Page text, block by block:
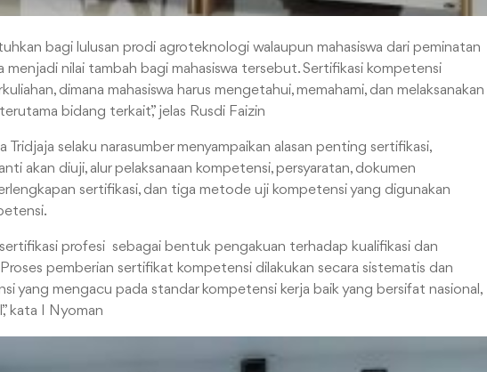
bagi lulusan prodi agroteknologi walaupun mahasiswa dari peminatan
menjadi nilai tambah bagi mahasiswa tersebut. Sertifikasi kompetensi
dimana mahasiswa harus mengetahui, memahami, dan melaksanakan
bidang terkait,” jelas Rusdi Faizin
selaku narasumber menyampaikan alasan penting sertifikasi,
akan diuji, alur pelaksanaan kompetensi, persyaratan, dokumen
sertifikasi, dan tiga metode uji kompetensi yang digunakan
sertifikasi profesi sebagai bentuk pengakuan terhadap kualifikasi dan
pemberian sertifikat kompetensi dilakukan secara sistematis dan
yang mengacu pada standar kompetensi kerja baik yang bersifat nasional,
kata I Nyoman